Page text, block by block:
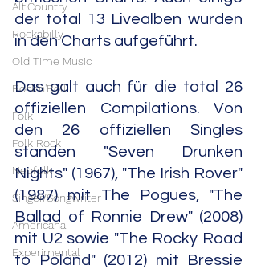
Alt.Country
Rockabilly
Old Time Music
Rock'n'Roll
Folk
Folk Rock
Neofolk
Singer/Songwriter
Americana
Experimental
der total 13 Livealben wurden
in den Charts aufgeführt.
Das galt auch für die total 26
offiziellen Compilations. Von
den 26 offiziellen Singles
standen "Seven Drunken
Nights" (1967), "The Irish Rover"
(1987) mit The Pogues, "The
Ballad of Ronnie Drew" (2008)
mit U2 sowie "The Rocky Road
to Poland" (2012) mit Bressie